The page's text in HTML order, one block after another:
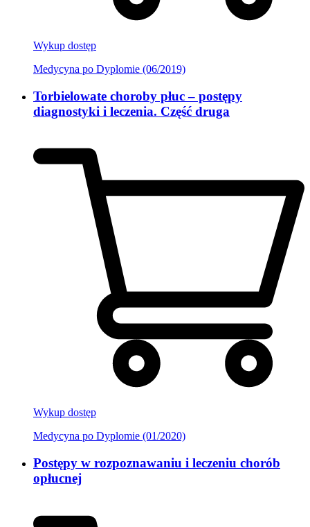
Wykup dostęp
Medycyna po Dyplomie (06/2019)
Torbielowate choroby płuc – postępy
diagnostyki i leczenia. Część druga
Wykup dostęp
Medycyna po Dyplomie (01/2020)
Postępy w rozpoznawaniu i leczeniu chorób
opłucnej